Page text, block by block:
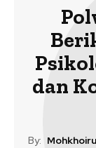
dan
By: